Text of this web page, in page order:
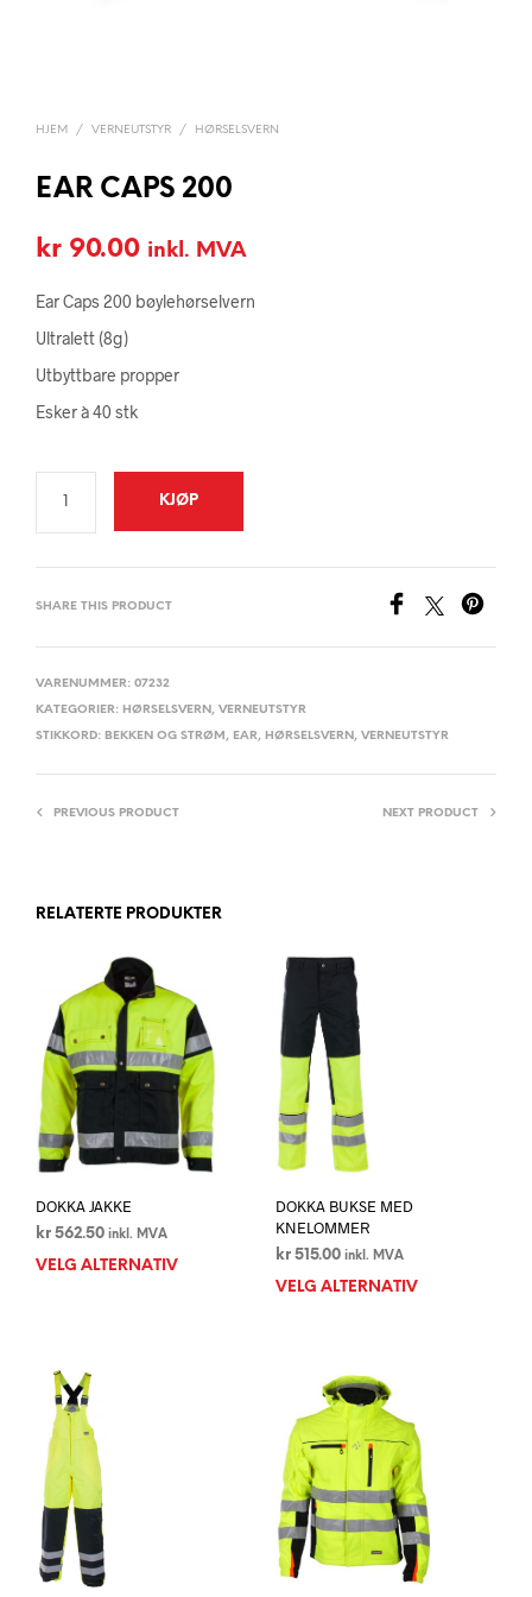
HJEM / VERNEUTSTYR / HØRSELSVERN
EAR CAPS 200
kr 90.00 inkl. MVA
Ear Caps 200 bøylehørselvern
Ultralett (8g)
Utbyttbare propper
Esker à 40 stk
KJØP
SHARE THIS PRODUCT
VARENUMMER: 07232
KATEGORIER: HØRSELSVERN , VERNEUTSTYR
STIKKORD: BEKKEN OG STRØM , EAR, HØRSELSVERN , VERNEUTSTYR
PREVIOUS PRODUCT NEXT PRODUCT
RELATERTE PRODUKTER
DOKKA JAKKE
kr 562.50 inkl. MVA
VELG ALTERNATIV
produktet
Alternativene
velges
produktsiden
DOKKA BUKSE MED
KNELOMMER
kr515.00 inkl. MVA
VELG ALTERNATIV